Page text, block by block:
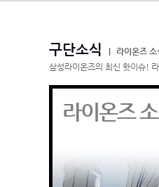
구단소식
라이온즈 소
삼성라이온즈의 최신 핫이슈!
라이온즈